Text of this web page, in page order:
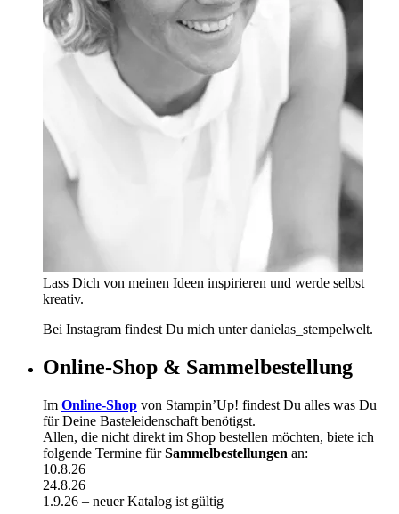
Lass Dich von meinen Ideen inspirieren und werde selbst
kreativ.
Bei Instagram findest Du mich unter danielas_stempelwelt.
Online-Shop & Sammelbestellung
Im Online-Shop von Stampin’Up! findest Du alles was Du
für Deine Basteleidenschaft benötigst.
Allen, die nicht direkt im Shop bestellen möchten, biete ich
folgende Termine fürSammelbestellungen an:
10.8.26
24.8.26
1.9.26 – neuer Katalog ist gültig